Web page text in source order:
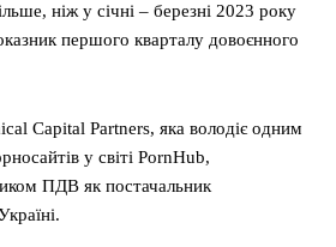
ніж у січні – березні 2023 року
першого кварталу довоєнного
Capital Partners, яка володіє одним
у світі PornHub,
ПДВ як постачальник